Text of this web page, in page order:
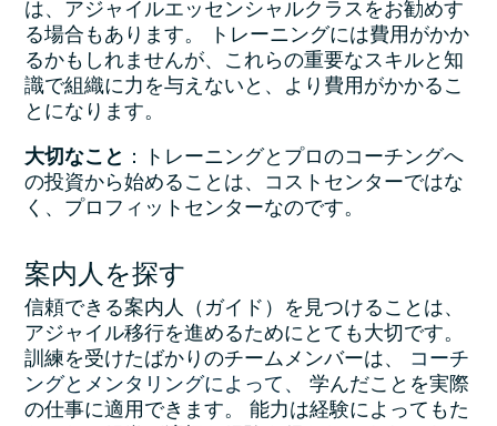
は、アジャイルエッセンシャルクラスをお勧めす
る場合もあります。 トレーニングには費用がかか
るかもしれませんが、これらの重要なスキルと知
識で組織に力を与えないと、より費用がかかるこ
とになります。
大切なこと
：トレーニングとプロのコーチングへ
の投資から始めることは、コストセンターではな
く、プロフィットセンターなのです。
案内人を探す
信頼できる案内人（ガイド）を見つけることは、
アジャイル移行を進めるためにとても大切です。
訓練を受けたばかりのチームメンバーは、 コーチ
ングとメンタリングによって、
学んだことを実際
の仕事に適用できます。 能力は経験によってもた